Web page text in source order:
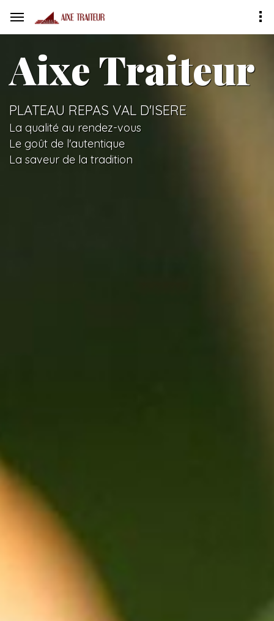
Aixe Traiteur
PLATEAU REPAS VAL D'ISERE
La qualité au rendez-vous
Le goût de l'autentique
La saveur de la tradition